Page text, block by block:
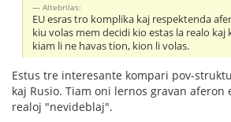
Altebrilas:
EU esras tro komplika kaj respektenda
kiu volas mem decidi kio estas la realo kaj
kiam li ne havas tion, kion li volas.
Estus tre interesante kompari pov-
kaj Rusio. Tiam oni lernos gravan aferon
realoj "nevideblaj".